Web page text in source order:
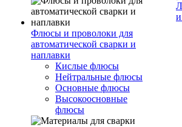
Флюсы и проволоки для
автоматической сварки и
наплавки
Кислые флюсы
Нейтральные флюсы
Основные флюсы
Высокоосновные
флюсы